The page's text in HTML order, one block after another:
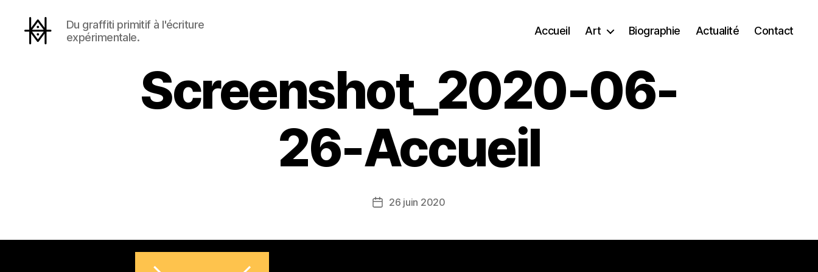
Du graffiti primitif à l'écriture
expérimentale.
Accueil Art Biographie Actualité Contact
Screenshot_2020-06-
26-Accueil
Date26 juin 2020